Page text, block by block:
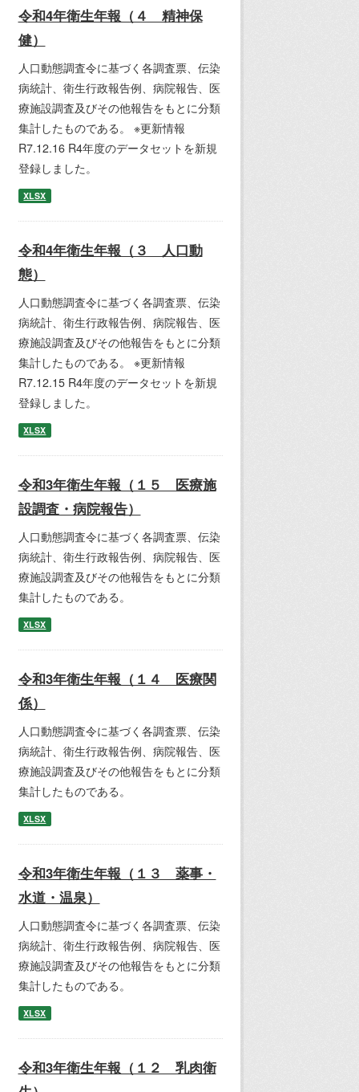
令和4年衛生年報（４ 精神保
健）
人口動態調査令に基づく各調査票、伝染
病統計、衛生行政報告例、病院報告、医
療施設調査及びその他報告をもとに分類
集計したものである。 ※更新情報
R7.12.16 R4年度のデータセットを新規
登録しました。
XLSX
令和4年衛生年報（３ 人口動
態）
人口動態調査令に基づく各調査票、伝染
病統計、衛生行政報告例、病院報告、医
療施設調査及びその他報告をもとに分類
集計したものである。 ※更新情報
R7.12.15 R4年度のデータセットを新規
登録しました。
XLSX
令和3年衛生年報（１５ 医療施
設調査・病院報告）
人口動態調査令に基づく各調査票、伝染
病統計、衛生行政報告例、病院報告、医
療施設調査及びその他報告をもとに分類
集計したものである。
XLSX
令和3年衛生年報（１４ 医療関
係）
人口動態調査令に基づく各調査票、伝染
病統計、衛生行政報告例、病院報告、医
療施設調査及びその他報告をもとに分類
集計したものである。
XLSX
令和3年衛生年報（１３ 薬事・
水道・温泉）
人口動態調査令に基づく各調査票、伝染
病統計、衛生行政報告例、病院報告、医
療施設調査及びその他報告をもとに分類
集計したものである。
XLSX
令和3年衛生年報（１２ 乳肉衛